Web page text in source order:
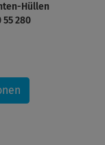
Hüllen
280